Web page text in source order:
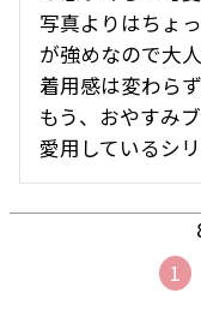
写真よりはちょ
が強めなので大
着用感は変わら
もう、おやすみ
愛用しているシリ
1